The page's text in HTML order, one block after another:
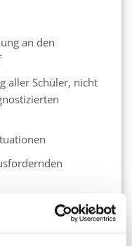
an den
aller Schüler, nicht
eingesetzt, wo sie